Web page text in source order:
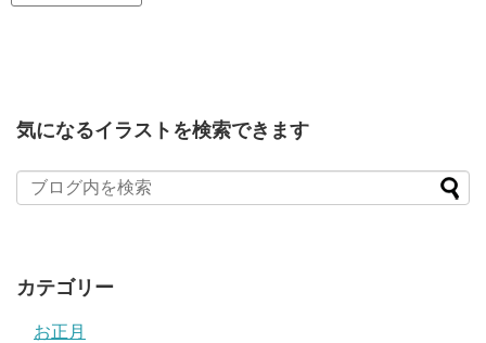
気になるイラストを検索できます
カテゴリー
お正月